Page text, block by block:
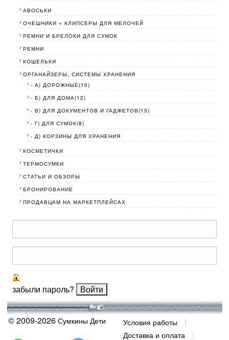
АВОСЬКИ
ОЧЕШНИКИ + КЛИПСЕРЫ ДЛЯ МЕЛОЧЕЙ
РЕМНИ И БРЕЛОКИ ДЛЯ СУМОК
РЕМНИ
КОШЕЛЬКИ
ОРГАНАЙЗЕРЫ, СИСТЕМЫ ХРАНЕНИЯ
- А) ДОРОЖНЫЕ(10)
- Б) ДЛЯ ДОМА(12)
- В) ДЛЯ ДОКУМЕНТОВ И ГАДЖЕТОВ(15)
- Г) ДЛЯ СУМОК(8)
- Д) КОРЗИНЫ ДЛЯ ХРАНЕНИЯ
КОСМЕТИЧКИ
ТЕРМОСУМКИ
СТАТЬИ И ОБЗОРЫ
БРОНИРОВАНИЕ
ПРОДАВЦАМ НА МАРКЕТПЛЕЙСАХ
забыли пароль?
© 2009-2026 Сумкины Дети
Условия работы
Доставка и оплата